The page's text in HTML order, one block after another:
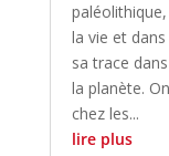
la vie et
sa trace
la planète.
chez les...
lire plus